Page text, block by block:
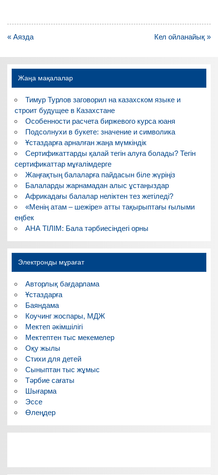
Навигация
записям
« Аязда Кел ойланайық »
Жаңа мақалалар
Тимур Турлов заговорил на казахском языке и
строит будущее в Казахстане
Особенности расчета биржевого курса юаня
Подсолнухи в букете: значение и символика
Ұстаздарға арналған жаңа мүмкіндік
Сертификаттарды қалай тегін алуға болады? Тегін
сертификаттар мұғалімдерге
Жаңғақтың балаларға пайдасын біле жүріңіз
Балаларды жарнамадан алыс ұстаңыздар
Африкадағы балалар неліктен тез жетіледі?
«Менің атам – шежіре» атты тақырыптағы ғылыми
еңбек
АНА ТІЛІМ: Бала тәрбиесіндегі орны
Электронды мұрағат
Авторлық бағдарлама
Ұстаздарға
Баяндама
Коучинг жоспары, МДЖ
Мектеп әкімшілігі
Мектептен тыс мекемелер
Оқу жылы
Стихи для детей
Сыныптан тыс жұмыс
Тәрбие сағаты
Шығарма
Эссе
Өлеңдер